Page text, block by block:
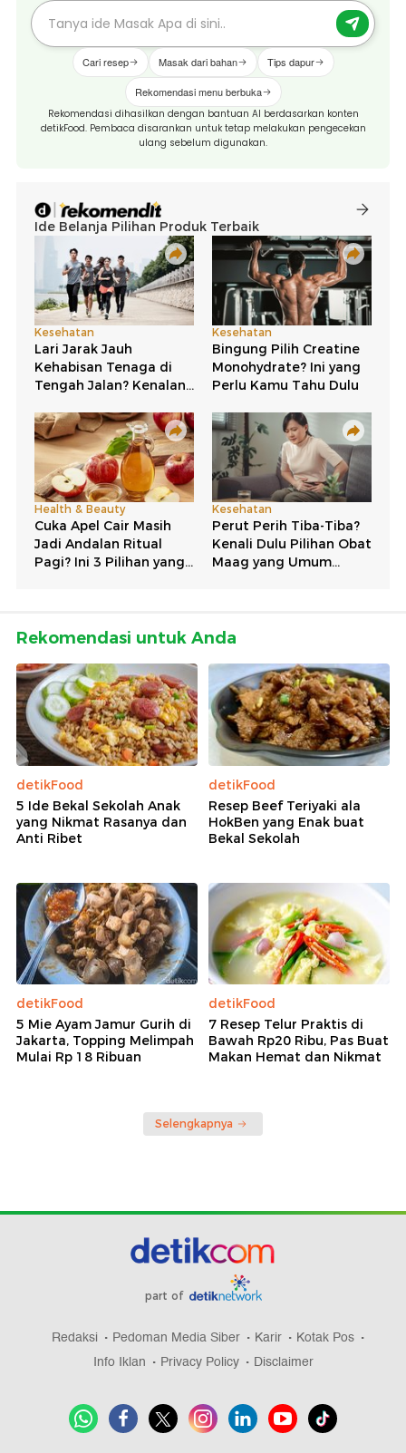
Cari resep Masak dari bahan Tips dapur
Rekomendasi menu berbuka
Rekomendasi dihasilkan dengan bantuan AI berdasarkan konten
detikFood. Pembaca disarankan untuk tetap melakukan pengecekan
ulang sebelum digunakan.
Rekomendasi untuk Anda
detikFood
5 Ide Bekal Sekolah Anak
yang Nikmat Rasanya dan
Anti Ribet
detikFood
Resep Beef Teriyaki ala
HokBen yang Enak buat
Bekal Sekolah
detikFood
5 Mie Ayam Jamur Gurih di
Jakarta, Topping Melimpah
Mulai Rp 18 Ribuan
detikFood
7 Resep Telur Praktis di
Bawah Rp20 Ribu, Pas Buat
Makan Hemat dan Nikmat
Selengkapnya
part of
Redaksi Pedoman Media Siber Karir
Kotak Pos
Info Iklan
Privacy Policy Disclaimer